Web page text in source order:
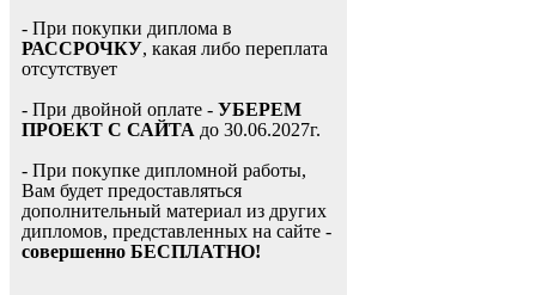
- При покупки диплома в
РАССРОЧКУ, какая либо переплата
отсутствует
- При двойной оплате - УБЕРЕМ
ПРОЕКТ С САЙТА до 30.06.2027г.
- При покупке дипломной работы,
Вам будет предоставляться
дополнительный материал из других
дипломов, представленных на сайте -
совершенно БЕСПЛАТНО!